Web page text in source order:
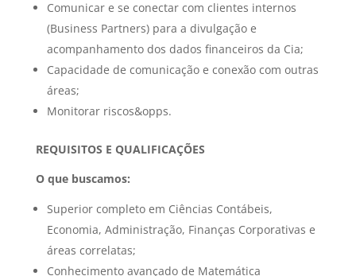
Comunicar e se conectar com clientes internos
(Business Partners) para a divulgação e
acompanhamento dos dados financeiros da Cia;
Capacidade de comunicação e conexão com outras
áreas;
Monitorar riscos&opps.
REQUISITOS E QUALIFICAÇÕES
O que buscamos:
Superior completo em Ciências Contábeis,
Economia, Administração, Finanças Corporativas e
áreas correlatas;
Conhecimento avançado de Matemática